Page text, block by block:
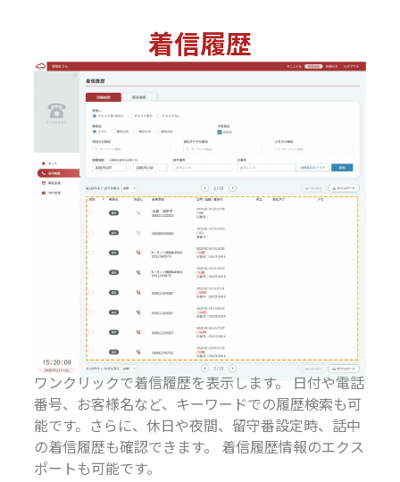
着信履歴
ワンクリックで着信履歴を表示します。 日付や電話
番号、お客様名など、キーワードでの履歴検索も可
能です。さらに、休日や夜間、留守番設定時、話中
の着信履歴も確認できます。 着信履歴情報のエクス
ポートも可能です。